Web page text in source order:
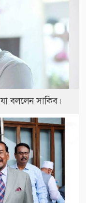
যা বললেন সাকিব।